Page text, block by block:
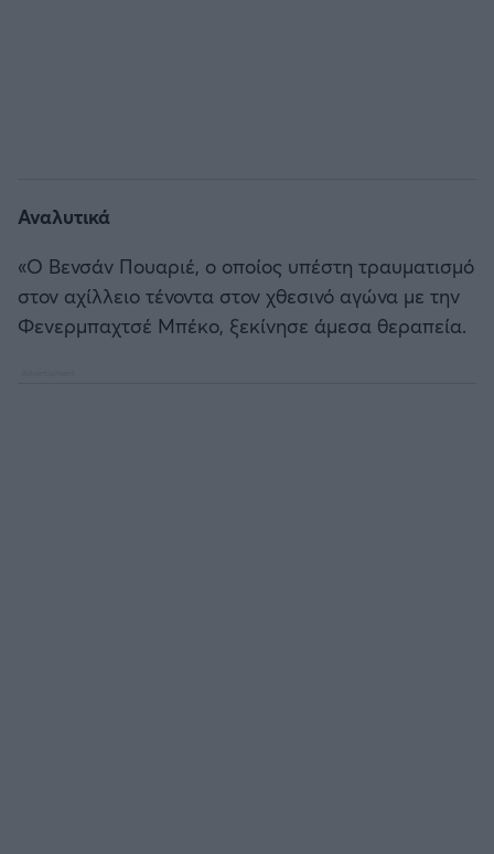
Παρί Σεν Ζερμέν
Αναλυτικά
«Ο Bενσάν Πουαριέ, ο οποίος υπέστη τραυματισμό
στον αχίλλειο τένοντα στον χθεσινό αγώνα με την
Φενερμπαχτσέ Μπέκο, ξεκίνησε άμεσα θεραπεία.